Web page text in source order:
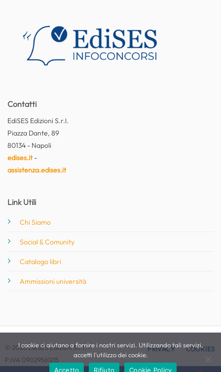
Contatti
EdiSES Edizioni S.r.l.
Piazza Dante, 89
80134 - Napoli
edises.it-
assistenza.edises.it
Link Utili
Chi Siamo
Social & Comunity
Catalogo libri
Ammissioni università
© 2026 EdiSES Edizioni S.r.l. -
P.IVA 09029561215
PRIVACY COOKIES
I cookie ci aiutano a fornire i nostri servizi. Utilizzando tali servizi,
accetti l'utilizzo dei cookie.
Accetto
Rifiuto Cookie Policy